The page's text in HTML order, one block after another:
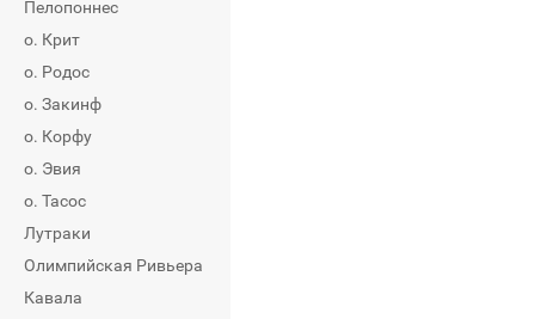
Пелопоннес
о. Крит
о. Родос
о. Закинф
о. Корфу
о. Эвия
о. Тасос
Лутраки
Олимпийская Ривьера
Кавала